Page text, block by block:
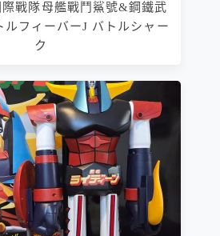
際戰隊母艦戰鬥鯊號&鋼鐵武
フィーバーJ バトルシャー
ク